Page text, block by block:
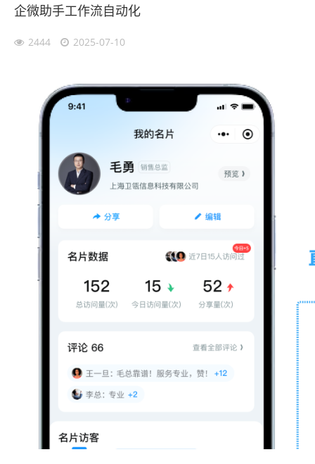
企微助手工作流自动化
2444 2025-07-10